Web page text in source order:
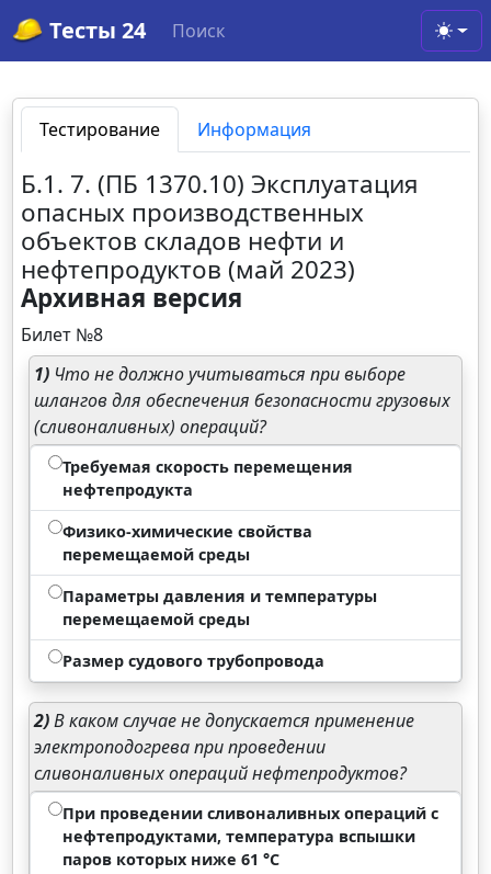
Тесты 24 Поиск
Тестирование Информация
Б.1. 7. (ПБ 1370.10) Эксплуатация
опасных производственных
объектов складов нефти и
нефтепродуктов (май 2023)
Архивная версия
Билет №8
1) Что не должно учитываться при выборе
шлангов для обеспечения безопасности грузовых
(сливоналивных) операций?
Требуемая скорость перемещения
нефтепродукта
Физико-химические свойства
перемещаемой среды
Параметры давления и температуры
перемещаемой среды
Размер судового трубопровода
2)В каком случае не допускается применение
электроподогрева при проведении
сливоналивных операций нефтепродуктов?
При проведении сливоналивных операций с
нефтепродуктами, температура вспышки
паров которых ниже 61 °C